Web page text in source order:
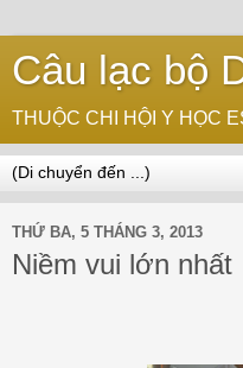
Câu lạc bộ
THUỘC CHI HỘI Y HỌC
THỨ BA, 5 THÁNG 3, 2013
Niềm vui lớn nhất